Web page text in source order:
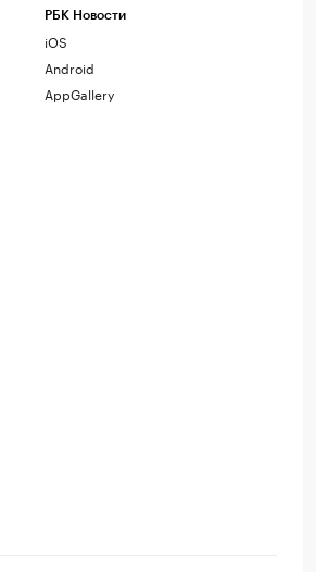
РБК Новости
iOS
Android
AppGallery